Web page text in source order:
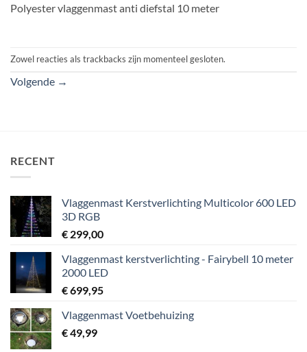
Polyester vlaggenmast anti diefstal 10 meter
Zowel reacties als trackbacks zijn momenteel gesloten.
Volgende →
RECENT
Vlaggenmast Kerstverlichting Multicolor 600 LED
3D RGB
€ 299,00
Vlaggenmast kerstverlichting - Fairybell 10 meter
2000 LED
€699,95
Vlaggenmast Voetbehuizing
€49,99